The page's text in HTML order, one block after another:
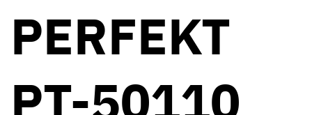
PERFEKT
PT-50110